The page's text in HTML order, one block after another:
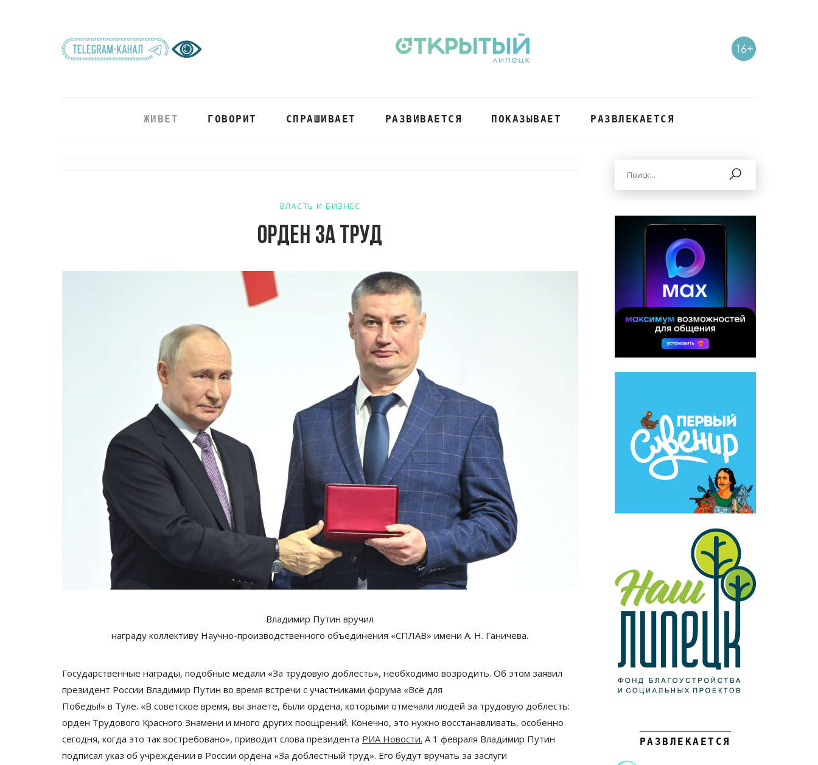
ЖИВЕТ ГОВОРИТ СПРАШИВАЕТ РАЗВИВАЕТСЯ ПОКАЗЫВАЕТ РАЗВЛЕКАЕТСЯ
ВЛАСТЬ И БИЗНЕС
Орден за труд
Владимир Путин вручил
наградуколлективу Научно-производственного объединения «СПЛАВ» имениА. Н. Ганичева.
Государственные награды, подобные медали «За трудовую доблесть», необходимо возродить. Об этом заявил
президент России Владимир Путин во время встречи с участниками форума «Всё для
Победы!» в Туле. «В советское время, вы знаете, были ордена, которыми отмечали людей за трудовую доблесть:
орден Трудового Красного Знамени и много других поощрений. Конечно, это нужно восстанавливать, особенно
сегодня, когда это так востребовано», приводит слова президента РИА Новости. А 1 февраля Владимир Путин
подписал указ об учреждении в России ордена «За доблестный труд». Его будут вручать за заслуги
РАЗВЛЕКАЕТСЯ